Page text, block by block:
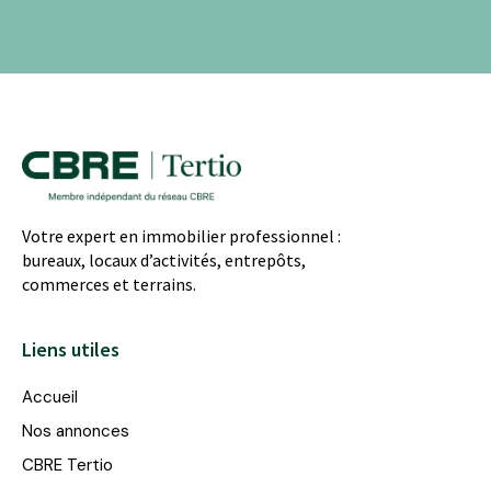
Votre expert en immobilier professionnel :
bureaux, locaux d’activités, entrepôts,
commerces et terrains.
Liens utiles
Accueil
Nos annonces
CBRE Tertio